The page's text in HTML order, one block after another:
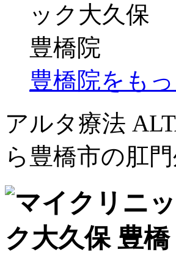
豊橋院をも
アルタ療法
ら豊橋市の肛